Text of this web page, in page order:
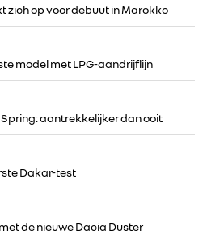
zich op voor debuut in Marokko
model met LPG-aandrijflijn
aantrekkelijker dan ooit
Dakar-test
de nieuwe Dacia Duster